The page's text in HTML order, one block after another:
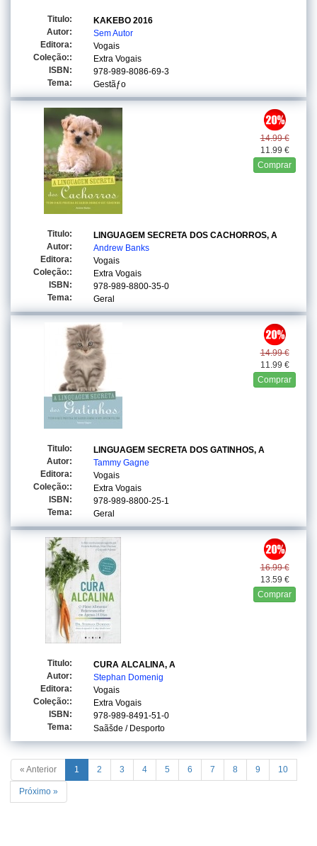
Titulo:
KAKEBO 2016
Autor:
Sem Autor
Editora:
Vogais
Coleção::
Extra Vogais
ISBN:
978-989-8086-69-3
Tema:
Gestãƒo
14.99 €
11.99 €
Comprar
Titulo:
LINGUAGEM SECRETA DOS CACHORROS, A
Autor:
Andrew Banks
Editora:
Vogais
Coleção::
Extra Vogais
ISBN:
978-989-8800-35-0
Tema:
Geral
14.99 €
11.99 €
Comprar
Titulo:
LINGUAGEM SECRETA DOS GATINHOS, A
Autor:
Tammy Gagne
Editora:
Vogais
Coleção::
Extra Vogais
ISBN:
978-989-8800-25-1
Tema:
Geral
16.99 €
13.59 €
Comprar
Titulo:
CURA ALCALINA, A
Autor:
Stephan Domenig
Editora:
Vogais
Coleção::
Extra Vogais
ISBN:
978-989-8491-51-0
Tema:
Saãšde / Desporto
« Anterior 1 2 3 4 5 6 7 8 9 10
Próximo »